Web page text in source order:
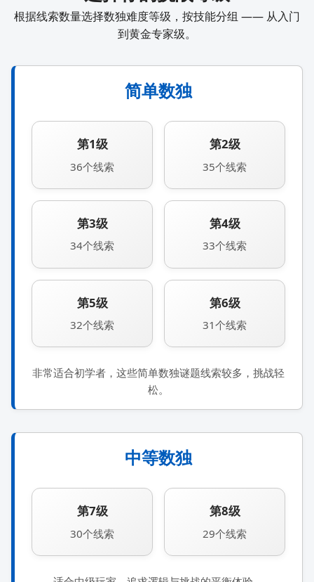
根据线索数量选择数独难度等级，按技能分组 —— 从入门
到黄金专家级。
简单数独
第1级
36个线索
第2级
35个线索
第3级
34个线索
第4级
33个线索
第5级
32个线索
第6级
31个线索
非常适合初学者，这些简单数独谜题线索较多，挑战轻
松。
中等数独
第7级
30个线索
第8级
29个线索